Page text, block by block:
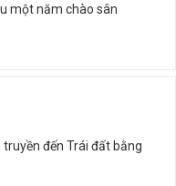
một năm chào sân
đến Trái đất bằng